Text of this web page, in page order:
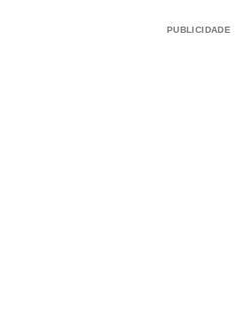
PUBLICIDADE